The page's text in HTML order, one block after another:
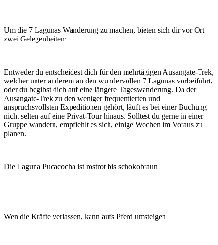
Um die 7 Lagunas Wanderung zu machen, bieten sich dir vor Ort
zwei Gelegenheiten:
Entweder du entscheidest dich für den mehrtägigen Ausangate-Trek,
welcher unter anderem an den wundervollen 7 Lagunas vorbeiführt,
oder du begibst dich auf eine längere Tageswanderung. Da der
Ausangate-Trek zu den weniger frequentierten und
anspruchsvollsten Expeditionen gehört, läuft es bei einer Buchung
nicht selten auf eine Privat-Tour hinaus. Solltest du gerne in einer
Gruppe wandern, empfiehlt es sich, einige Wochen im Voraus zu
planen.
Die Laguna Pucacocha ist rostrot bis schokobraun
Wen die Kräfte verlassen, kann aufs Pferd umsteigen